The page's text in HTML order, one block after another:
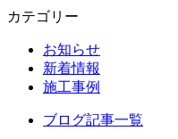
カテゴリー
お知らせ
新着情報
施工事例
ブログ記事一覧